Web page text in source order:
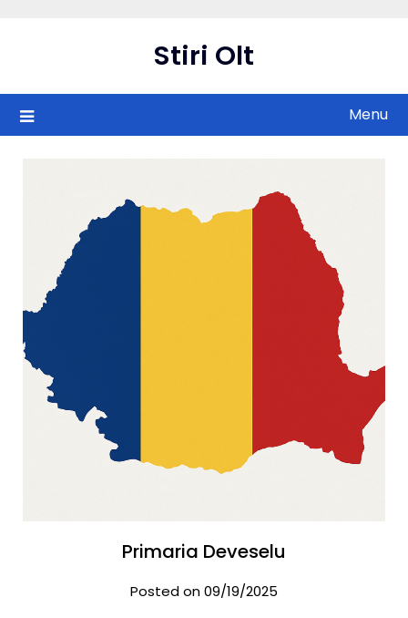
Stiri Olt
Menu
Primaria Deveselu
Posted on 09/19/2025